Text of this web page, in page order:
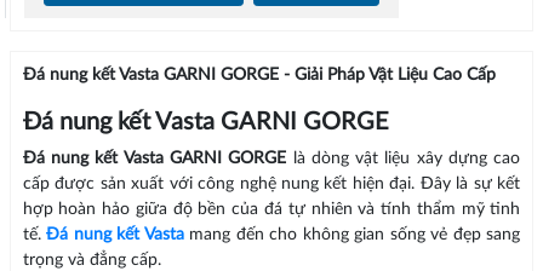
Đá nung kết Vasta GARNI GORGE - Giải Pháp Vật Liệu Cao Cấp
Đá nung kết Vasta GARNI GORGE
Đá nung kết Vasta GARNI GORGE là dòng vật liệu xây dựng cao
cấp được sản xuất với công nghệ nung kết hiện đại. Đây là sự kết
hợp hoàn hảo giữa độ bền của đá tự nhiên và tính thẩm mỹ tinh
tế.Đá nung kết Vastamang đến cho không gian sống vẻ đẹp sang
trọng và đẳng cấp.